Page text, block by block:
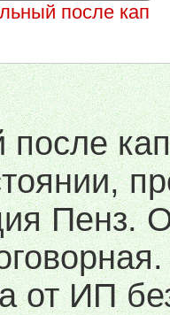
после кап
Пенз.
от ИП